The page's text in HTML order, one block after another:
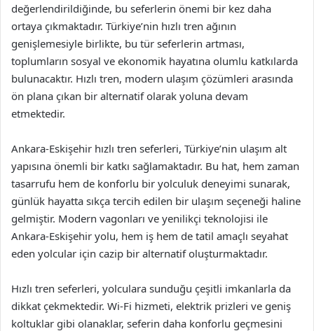
değerlendirildiğinde, bu seferlerin önemi bir kez daha
ortaya çıkmaktadır. Türkiye’nin hızlı tren ağının
genişlemesiyle birlikte, bu tür seferlerin artması,
toplumların sosyal ve ekonomik hayatına olumlu katkılarda
bulunacaktır. Hızlı tren, modern ulaşım çözümleri arasında
ön plana çıkan bir alternatif olarak yoluna devam
etmektedir.
Ankara-Eskişehir hızlı tren seferleri, Türkiye’nin ulaşım alt
yapısına önemli bir katkı sağlamaktadır. Bu hat, hem zaman
tasarrufu hem de konforlu bir yolculuk deneyimi sunarak,
günlük hayatta sıkça tercih edilen bir ulaşım seçeneği haline
gelmiştir. Modern vagonları ve yenilikçi teknolojisi ile
Ankara-Eskişehir yolu, hem iş hem de tatil amaçlı seyahat
eden yolcular için cazip bir alternatif oluşturmaktadır.
Hızlı tren seferleri, yolculara sunduğu çeşitli imkanlarla da
dikkat çekmektedir. Wi-Fi hizmeti, elektrik prizleri ve geniş
koltuklar gibi olanaklar, seferin daha konforlu geçmesini